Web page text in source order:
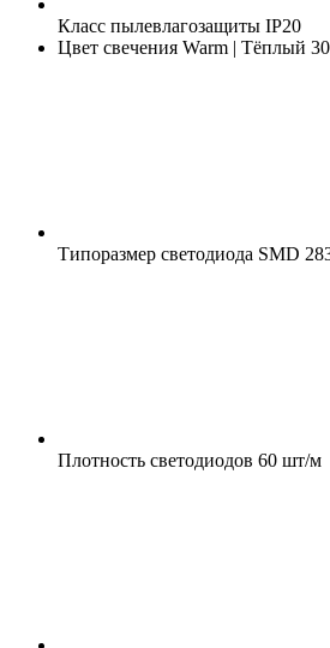
Класс пылевлагозащиты IP20
Цвет свечения Warm | Тёплый
Типоразмер светодиода SMD
Плотность светодиодов 60 шт/м